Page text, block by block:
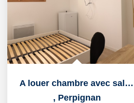
A louer chambre avec salle d'eau privative de 13m² dans...
, Perpignan